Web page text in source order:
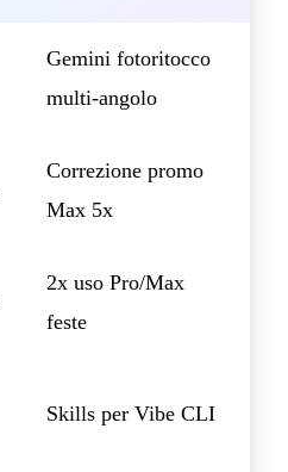
Gemini fotoritocco
multi-angolo
Correzione promo
Max 5x
2x uso Pro/Max
feste
Skills per Vibe CLI